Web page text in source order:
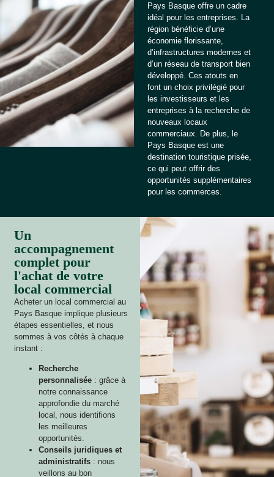
Pays Basque offre un cadre
idéal pour les entreprises. La
région bénéficie d’une
économie florissante,
d’infrastructures modernes et
d’un réseau de transport bien
développé. Ces atouts en
font un choix privilégié pour
les investisseurs et les
entreprises à la recherche de
nouveaux locaux
commerciaux. De plus, le
Pays Basque est une
destination touristique prisée,
ce qui peut offrir des
opportunités supplémentaires
pour les commerces.
Un
accompagnement
complet pour
l'achat de votre
local commercial
Acheter un local commercial au
Pays Basque implique plusieurs
étapes essentielles, et nous
sommes à vos côtés à chaque
instant :
Recherche
personnalisée: grâce à
notre connaissance
approfondie du marché
local, nous identifions
les meilleures
opportunités.
Conseils juridiques et
administratifs: nous
veillons au bon